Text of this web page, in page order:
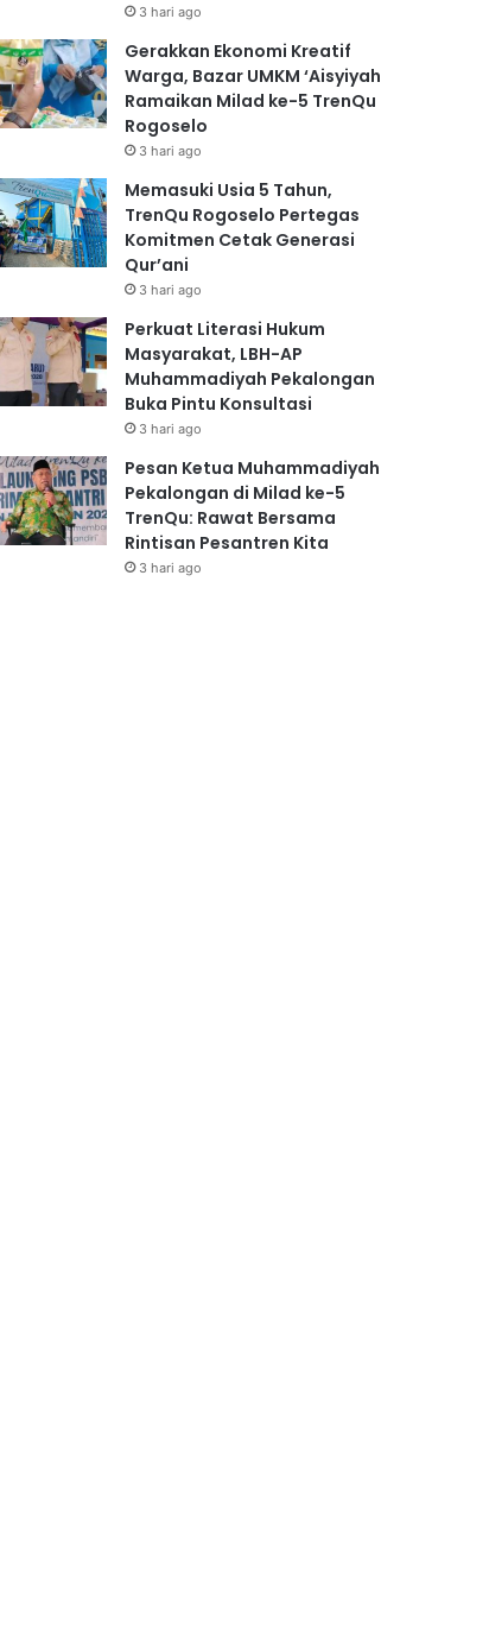
3 hari ago
Gerakkan Ekonomi Kreatif
Warga, Bazar UMKM ‘Aisyiyah
Ramaikan Milad ke-5 TrenQu
Rogoselo
3 hari ago
Memasuki Usia 5 Tahun,
TrenQu Rogoselo Pertegas
Komitmen Cetak Generasi
Qur’ani
3 hari ago
Perkuat Literasi Hukum
Masyarakat, LBH-AP
Muhammadiyah Pekalongan
Buka Pintu Konsultasi
3 hari ago
Pesan Ketua Muhammadiyah
Pekalongan di Milad ke-5
TrenQu: Rawat Bersama
Rintisan Pesantren Kita
3 hari ago